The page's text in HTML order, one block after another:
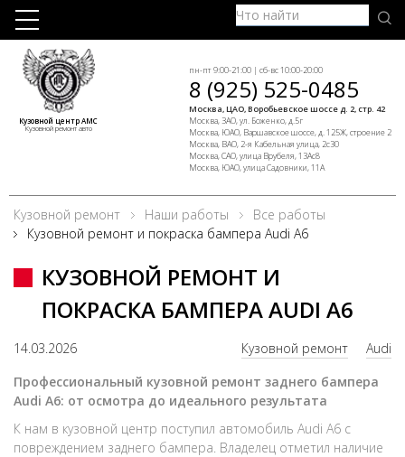
Кузовной центр АМС
Кузовной ремонт авто
пн-пт 9:00-21:00 | сб-вс 10:00-20:00
8 (925) 525-0485
Москва, ЦАО, Воробьевское шоссе д. 2, стр. 42
Москва, ЗАО, ул. Боженко, д.5г
Москва, ЮАО, Варшавское шоссе, д. 125Ж, строение 2
Москва, ВАО, 2-я Кабельная улица, 2с30
Москва, САО, улица Врубеля, 13Ас8
Москва, ЮАО, улица Садовники, 11А
Кузовной ремонт Наши работы
Все работы
Кузовной ремонт и покраска бампера Audi A6
КУЗОВНОЙ РЕМОНТ И
ПОКРАСКА БАМПЕРА AUDI A6
14.03.2026 Кузовной ремонт
Audi
Профессиональный кузовной ремонт заднего бампера
Audi A6: от осмотра до идеального результата
К нам в кузовной центр поступил автомобиль Audi A6 с
повреждением заднего бампера. Владелец отметил наличие